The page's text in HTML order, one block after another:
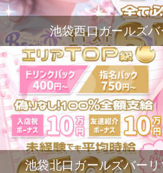
池袋西口ガールズ
池袋北口ガールズバー